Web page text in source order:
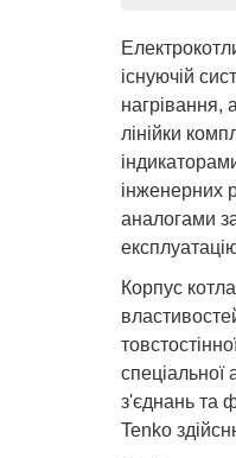
існуючій
нагрівання,
лінійки
інженерних
аналогами
Корпус
спеціальної
з'єднань та
Tenko